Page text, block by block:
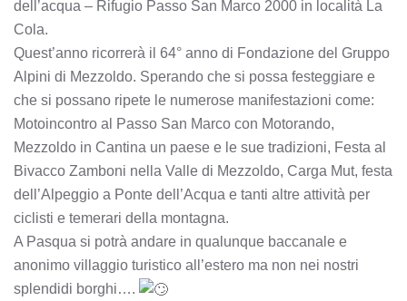
dell’acqua – Rifugio Passo San Marco 2000 in località La
Cola.
Quest’anno ricorrerà il 64° anno di Fondazione del Gruppo
Alpini di Mezzoldo. Sperando che si possa festeggiare e
che si possano ripete le numerose manifestazioni come:
Motoincontro al Passo San Marco con Motorando,
Mezzoldo in Cantina un paese e le sue tradizioni, Festa al
Bivacco Zamboni nella Valle di Mezzoldo, Carga Mut, festa
dell’Alpeggio a Ponte dell’Acqua e tanti altre attività per
ciclisti e temerari della montagna.
A Pasqua si potrà andare in qualunque baccanale e
anonimo villaggio turistico all’estero ma non nei nostri
splendidi borghi….